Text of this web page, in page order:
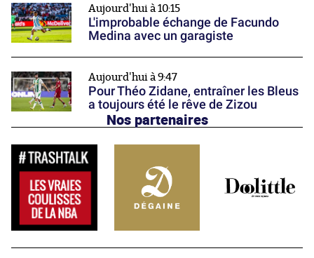
Aujourd'hui à 10:15
L'improbable échange de Facundo
Medina avec un garagiste
Aujourd'hui à 9:47
Pour Théo Zidane, entraîner les Bleus
a toujours été le rêve de Zizou
Nos partenaires